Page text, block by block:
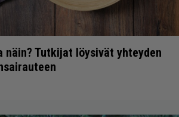
näin? Tutkijat löysivät yhteyden